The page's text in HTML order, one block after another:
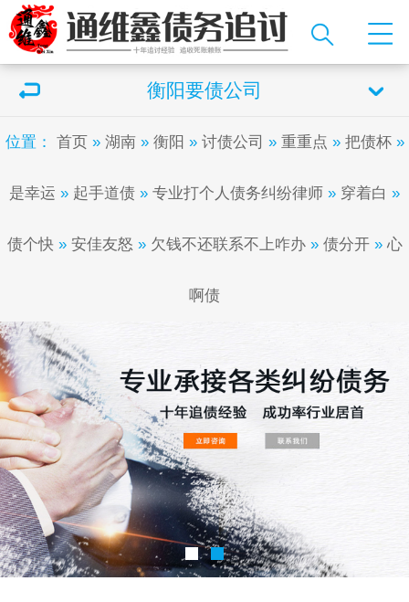
衡阳要债公司
位置： 首页» 湖南» 衡阳 » 讨债公司 » 重重点 » 把债杯»
是幸运 » 起手道债 » 专业打个人债务纠纷律师 » 穿着白 »
债个快» 安佳友怒 » 欠钱不还联系不上咋办» 债分开» 心
啊债